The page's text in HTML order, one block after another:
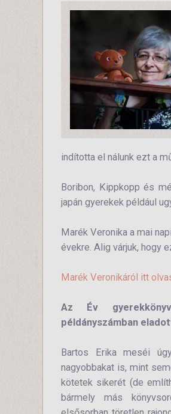
indította el nálunk ezt a
Boribon, Kippkopp és
japán gyerekek például
Marék Veronika a mai
évekre. Alig várjuk, hogy
Marék Veronikáról itt
Az Év
példányszámban
Bartos Erika meséi
nagyobbakat is, mint
kötetek sikerét (de
bármely más